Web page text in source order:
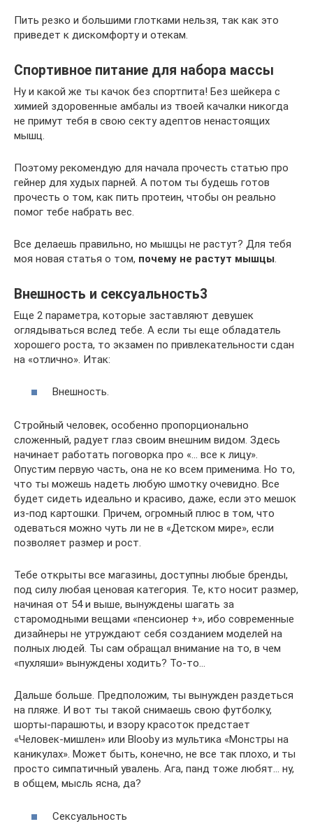
Пить резко и большими глотками нельзя, так как это
приведет к дискомфорту и отекам.
Спортивное питание для набора массы
Ну и какой же ты качок без спортпита! Без шейкера с
химией здоровенные амбалы из твоей качалки никогда
не примут тебя в свою секту адептов ненастоящих
мышц.
Поэтому рекомендую для начала прочесть статью про
гейнер для худых парней. А потом ты будешь готов
прочесть о том, как пить протеин, чтобы он реально
помог тебе набрать вес.
Все делаешь правильно, но мышцы не растут? Для тебя
моя новая статья о том, почему не растут мышцы
Внешность и сексуальность3
Еще 2 параметра, которые заставляют девушек
оглядываться вслед тебе. А если ты еще обладатель
хорошего роста, то экзамен по привлекательности сдан
на «отлично». Итак:
Внешность.
Стройный человек, особенно пропорционально
сложенный, радует глаз своим внешним видом. Здесь
начинает работать поговорка про «… все к лицу».
Опустим первую часть, она не ко всем применима. Но то,
что ты можешь надеть любую шмотку очевидно. Все
будет сидеть идеально и красиво, даже, если это мешок
из-под картошки. Причем, огромный плюс в том, что
одеваться можно чуть ли не в «Детском мире», если
позволяет размер и рост.
Тебе открыты все магазины, доступны любые бренды,
под силу любая ценовая категория. Те, кто носит размер,
начиная от 54 и выше, вынуждены шагать за
старомодными вещами «пенсионер +», ибо современные
дизайнеры не утруждают себя созданием моделей на
полных людей. Ты сам обращал внимание на то, в чем
«пухляши» вынуждены ходить? То-то…
Дальше больше. Предположим, ты вынужден раздеться
на пляже. И вот ты такой снимаешь свою футболку,
шорты-парашюты, и взору красоток предстает
«Человек-мишлен» или Blooby из мультика «Монстры на
каникулах». Может быть, конечно, не все так плохо, и ты
просто симпатичный увалень. Ага, панд тоже любят… ну,
в общем, мысль ясна, да?
Сексуальность